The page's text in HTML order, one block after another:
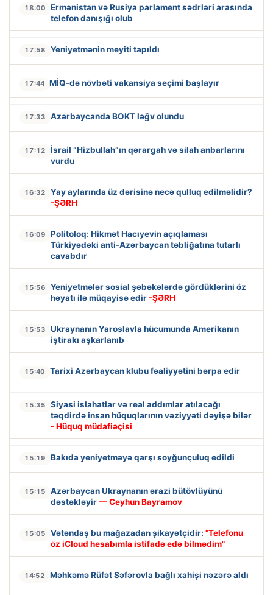
18:00
Ermənistan və Rusiya parlament sədrləri arasında
telefon danışığı olub
17:58 Yeniyetmənin meyiti tapıldı
17:44 MİQ-də növbəti vakansiya seçimi başlayır
17:33 Azərbaycanda BOKT ləğv olundu
17:12
İsrail “Hizbullah”ın qərargah və silah anbarlarını
vurdu
16:32
Yay aylarında üz dərisinə necə qulluq edilməlidir?
-ŞƏRH
16:09
Politoloq: Hikmət Hacıyevin açıqlaması
Türkiyədəki anti-Azərbaycan təbliğatına tutarlı
cavabdır
15:56
Yeniyetmələr sosial şəbəkələrdə gördüklərini öz
həyatı ilə müqayisə edir -ŞƏRH
15:53
Ukraynanın Yaroslavla hücumunda Amerikanın
iştirakı aşkarlanıb
15:40 Tarixi Azərbaycan klubu fəaliyyətini bərpa edir
15:35
Siyasi islahatlar və real addımlar atılacağı
təqdirdə insan hüquqlarının vəziyyəti dəyişə bilər
- Hüquq müdafiəçisi
15:19 Bakıda yeniyetməyə qarşı soyğunçuluq edildi
15:15
Azərbaycan Ukraynanın ərazi bütövlüyünü
dəstəkləyir— Ceyhun Bayramov
15:05 Vətəndaş bu mağazadan şikayətçidir: "Telefonu
öz iCloud hesabımla istifadə edə bilmədim"
14:52 Məhkəmə Rüfət Səfərovla bağlı xahişi nəzərə aldı